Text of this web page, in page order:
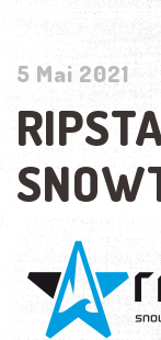
5 Mai 2021